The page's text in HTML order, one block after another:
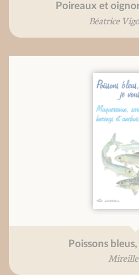
Poireaux et
Béatrice
Poissons